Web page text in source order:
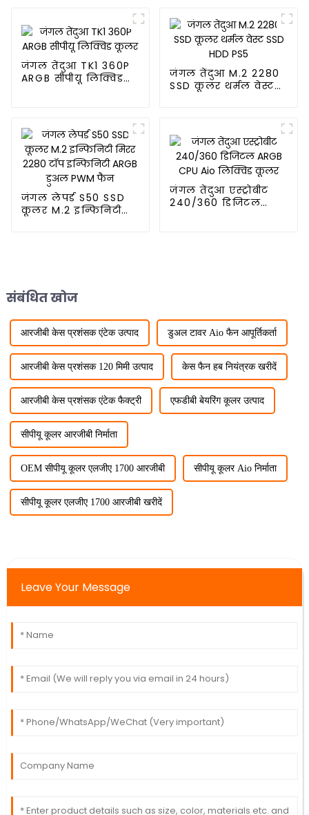
जंगल तेंदुआ TK1 360P
ARGB सीपीयू लिक्विड
जंगल तेंदुआ M.2 2280
SSD कूलर थर्मल वेस्ट
जंगल लेपर्ड S50 SSD
कूलर M.2 इन्फिनिटी
जंगल तेंदुआ एस्ट्रोबीट
240/360 डिजिटल
संबंधित खोज
आरजीबी केस प्रशंसक एंटेक उत्पाद डुअल टावर Aio फैन आपूर्तिकर्ता
आरजीबी केस प्रशंसक 120 मिमी उत्पाद केस फैन हब नियंत्रक खरीदें
आरजीबी केस प्रशंसक एंटेक फैक्ट्री एफडीबी बेयरिंग कूलर उत्पाद
सीपीयू कूलर आरजीबी निर्माता
OEM सीपीयू कूलर एलजीए 1700 आरजीबी सीपीयू कूलर Aio निर्माता
सीपीयू कूलर एलजीए 1700 आरजीबी खरीदें
Leave Your Message